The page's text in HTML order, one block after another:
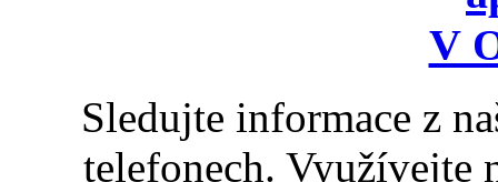
Sledujte informace z
telefonech. Využívejte